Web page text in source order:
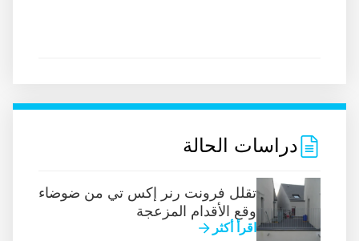
دراسات الحالة
تقلل فرونت رنر إكس تي من ضوضاء
وقع الأقدام المزعجة
اقرأ أكثر